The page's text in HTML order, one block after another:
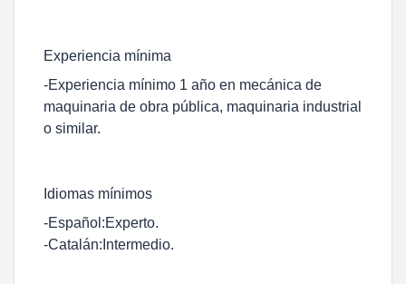
Experiencia mínima
-Experiencia mínimo 1 año en mecánica de
maquinaria de obra pública, maquinaria industrial
o similar.
Idiomas mínimos
-Español:Experto.
-Catalán:Intermedio.